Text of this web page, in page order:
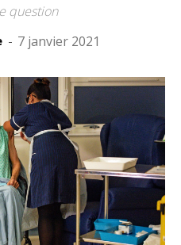
question
- 7 janvier 2021